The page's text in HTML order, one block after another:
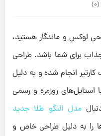
لوکس و ماندگار هستید،
انتخابی جذاب برای شما باشد. طراحی
انجام شده و به دلیل
روزمره و رسمی
مدل النگو طلا جدید
را به دلیل طراحی خاص و